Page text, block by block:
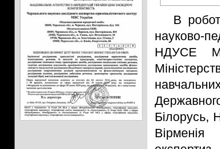
В
науково-
НДУСЕ
Білорусь,